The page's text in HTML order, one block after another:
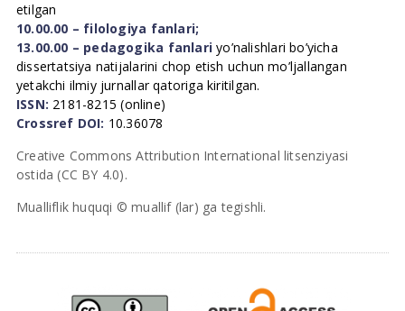
etilgan
10.00.00 – filologiya fanlari;
13.00.00 – pedagogika fanlari yo’nalishlari bo’yicha
dissertatsiya natijalarini chop etish uchun mo’ljallangan
yetakchi ilmiy jurnallar qatoriga kiritilgan.
ISSN: 2181-8215 (online)
Crossref DOI: 10.36078
Creative Commons Attribution International litsenziyasi
ostida (CC BY 4.0).
Mualliflik huquqi © muallif (lar) ga tegishli.